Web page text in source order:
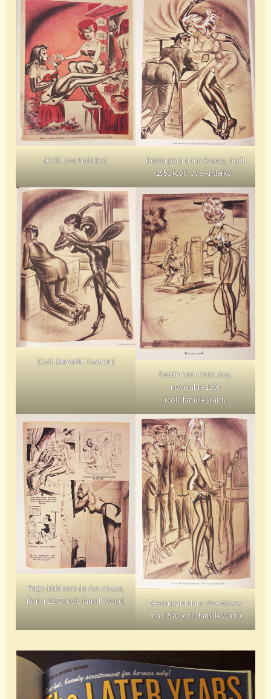
(Coll. Joe Anderko) Dessin paru dansBreezy, août
1958 (coll. Joe Anderko)
(Coll. Benedikt Taschen)
Dessin paru dansJest,
novembre 1960
(coll. famille Ward)
Page intérieure deFun House,
février 1978 (coll. famille Ward)
Dessin paru dansFun House,
mai 1970 (coll. famille Ward)